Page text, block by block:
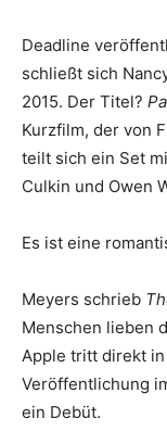
Deadline
schließt sich
2015. Der Titel?
Kurzfilm, der von
teilt sich ein Set
Culkin und Owen
Es ist eine
Meyers schrieb
Menschen lieben
Apple tritt direkt
Veröffentlichung
ein Debüt.